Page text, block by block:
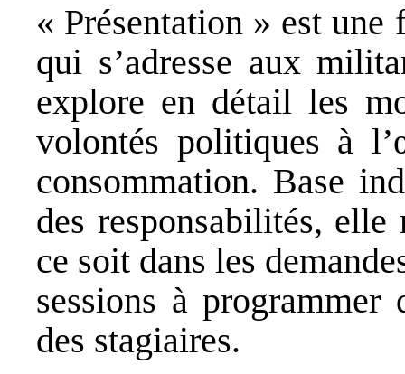
« Présentation » est
qui s’adresse aux
explore en détail les
volontés politiques à
consommation. Base
des responsabilités, elle
ce soit dans les
sessions à
des stagiaires.